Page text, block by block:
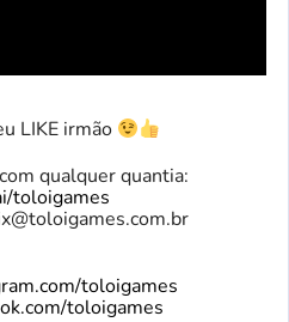
LIKE irmão
qualquer quantia:
toloigames
toloigames
toloigames